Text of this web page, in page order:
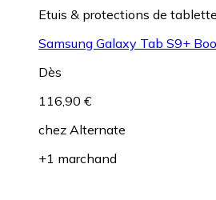
Etuis & protections de
Samsung Galaxy Tab S9+
Dès
116,90 €
chez Alternate
+1 marchand